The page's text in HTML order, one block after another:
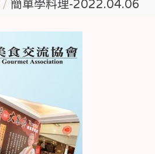
簡單學料理-2022.04.06